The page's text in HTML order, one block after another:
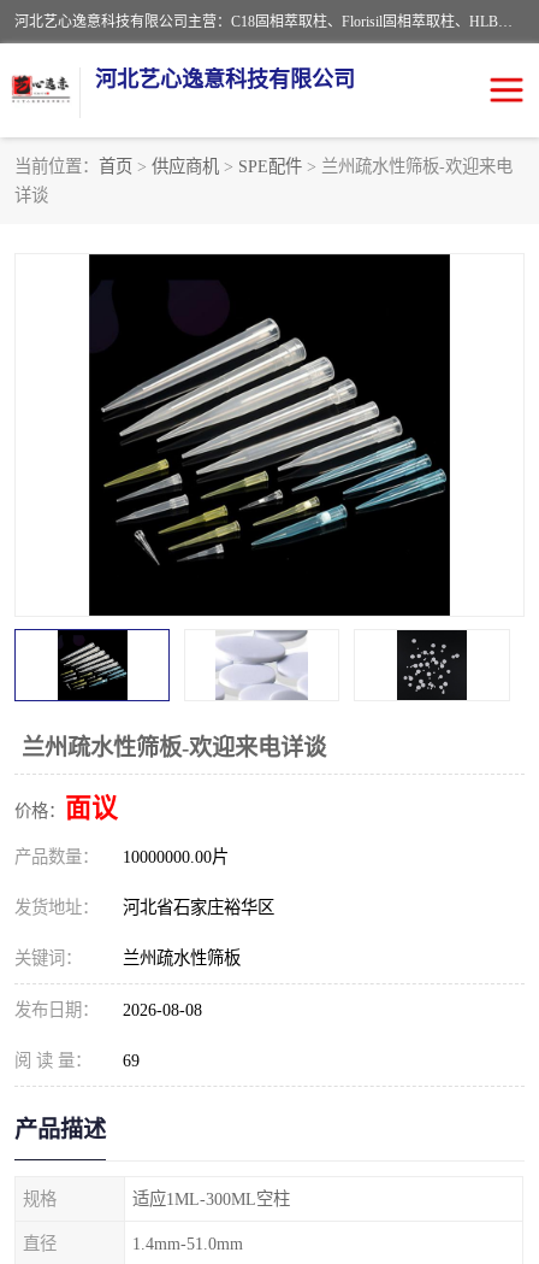
河北艺心逸意科技有限公司主营：C18固相萃取柱、Florisil固相萃取柱、HLB固相萃取柱、MCX固相萃取柱、QuEChERS、固相萃取空柱、针式过滤器 、固相萃取柱、黄曲霉毒素亲和柱。全国咨询热线：18630105913。河北艺心逸意科技有限公司接受来样定做，我们秉承着“顾客至上，锐意进取”的经营理念，坚持客户至上的原则为广大客户提供优质的服务，欢迎广大客户惠顾！免费咨询！
河北艺心逸意科技有限公司
当前位置： 首页 > 供应商机 > SPE配件 > 兰州疏水性筛板-欢迎来电
详谈
兰州疏水性筛板-欢迎来电详谈
价格： 面议
产品数量： 10000000.00片
发货地址： 河北省石家庄裕华区
关键词： 兰州疏水性筛板
发布日期： 2026-08-08
阅 读 量： 69
产品描述
规格 适应1ML-300ML空柱
直径 1.4mm-51.0mm
固相萃取柱
ELISA试剂盒 过滤器/滤膜
多功能净化柱 SPE配件
96孔板